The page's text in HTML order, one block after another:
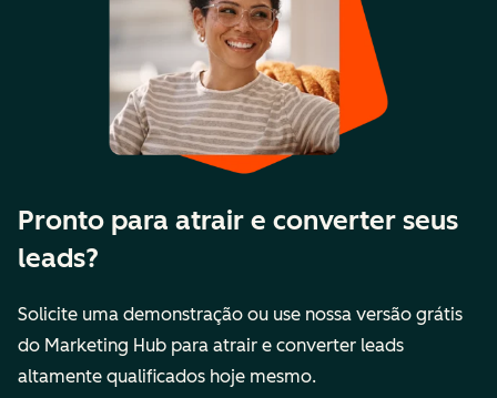
Pronto para atrair e converter seus
leads?
Solicite uma demonstração ou use nossa versão grátis
do Marketing Hub para atrair e converter leads
altamente qualificados hoje mesmo.